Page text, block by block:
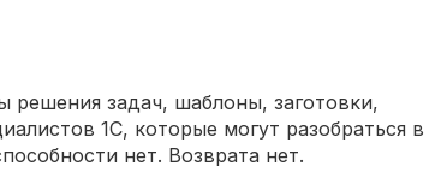
задач, шаблоны, заготовки,
1С, которые могут разобраться в
нет. Возврата нет.